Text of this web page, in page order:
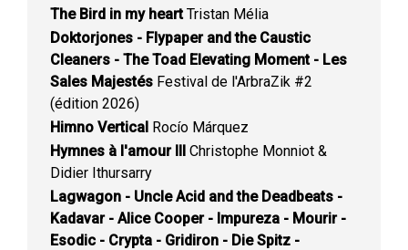
The Bird in my heartTristan Mélia
Doktorjones - Flypaper and the Caustic
Cleaners - The Toad Elevating Moment - Les
Sales Majestés Festival de l'ArbraZik #2
(édition 2026)
Himno Vertical Rocío Márquez
Hymnes à l'amour III Christophe Monniot &
Didier Ithursarry
Lagwagon - Uncle Acid and the Deadbeats -
Kadavar - Alice Cooper - Impureza - Mourir -
Esodic - Crypta - Gridiron - Die Spitz -